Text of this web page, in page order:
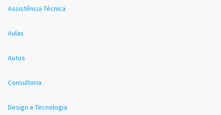
Assistência Técnica
Aulas
Autos
Consultoria
Design e Tecnologia